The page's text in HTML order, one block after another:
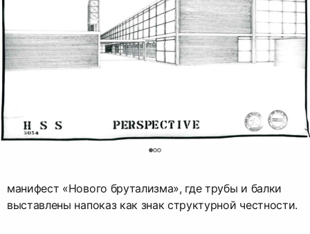
манифест «Нового брутализма», где трубы и балки
выставлены напоказ как знак структурной честности.